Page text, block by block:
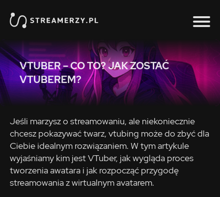
VTUBER – CO TO? JAK ZOSTAĆ
VTUBEREM?
Jeśli marzysz o streamowaniu, ale niekoniecznie
chcesz pokazywać twarz, vtubing może do zbyć dla
Ciebie idealnym rozwiązaniem. W tym artykule
wyjaśniamy kim jest VTuber, jak wygląda proces
tworzenia awatara i jak rozpocząć przygodę
streamowania z wirtualnym avatarem.